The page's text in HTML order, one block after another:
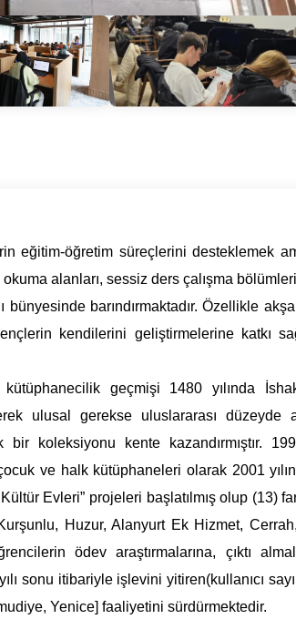
eğitim-öğretim süreçlerini desteklemek
alanları, sessiz ders çalışma
bünyesinde barındırmaktadır. Özellikle
kendilerini geliştirmelerine katkı
geçmişi 1480 yılında
ulusal gerekse uluslararası düzeyde
bir koleksiyonu kente kazandırmıştır.
ve halk kütüphaneleri olarak 2001
Kültür Evleri” projeleri başlatılmış olup (13)
Huzur, Alanyurt Ek Hizmet,
ödev araştırmalarına, çıktı
sonu itibariyle işlevini yitiren(kullanıcı
Yenice] faaliyetini sürdürmektedir.